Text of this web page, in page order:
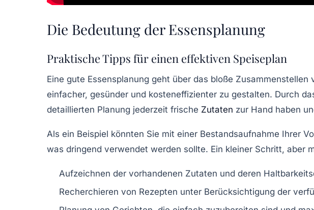
Die Bedeutung der Essensplanung
Praktische Tipps für einen effektiven Speiseplan
Eine gute Essensplanung geht über das bloße Zusammenstellen
einfacher, gesünder und kosteneffizienter zu gestalten. Durch
detaillierten Planung jederzeit frische Zutaten zur Hand haben
Als ein Beispiel könnten Sie mit einer Bestandsaufnahme Ihrer
was dringend verwendet werden sollte. Ein kleiner Schritt, aber
Aufzeichnen der vorhandenen Zutaten und deren
Recherchieren von Rezepten unter Berücksichtigung der